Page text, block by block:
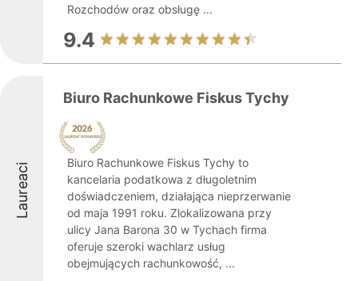
Rozchodów oraz obsługę ...
9.4
Laureaci
Biuro Rachunkowe Fiskus Tychy
Biuro Rachunkowe Fiskus Tychy to
kancelaria podatkowa z długoletnim
doświadczeniem, działająca nieprzerwanie
od maja 1991 roku. Zlokalizowana przy
ulicy Jana Barona 30 w Tychach firma
oferuje szeroki wachlarz usług
obejmujących rachunkowość, ...